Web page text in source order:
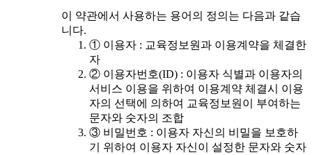
이 약관에서 사용하는 용어의 정의는 다음과 같습
니다.
① 이용자 : 교육정보원과 이용계약을 체결한
자
② 이용자번호(ID) : 이용자 식별과 이용자의
서비스 이용을 위하여 이용계약 체결시 이용
자의 선택에 의하여 교육정보원이 부여하는
문자와 숫자의 조합
③ 비밀번호 : 이용자 자신의 비밀을 보호하
기 위하여 이용자 자신이 설정한 문자와 숫자